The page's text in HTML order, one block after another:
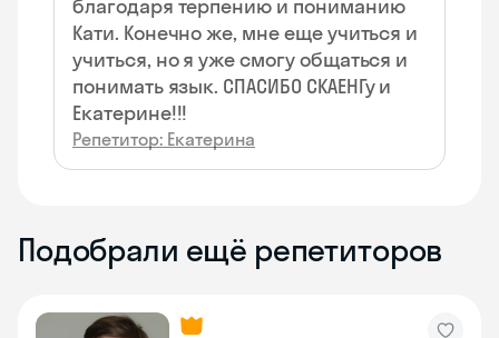
благодаря терпению и пониманию
Кати. Конечно же, мне еще учиться и
учиться, но я уже смогу общаться и
понимать язык. СПАСИБО СКАЕНГу и
Екатерине!!!
Репетитор: Екатерина
Подобрали ещё репетиторов